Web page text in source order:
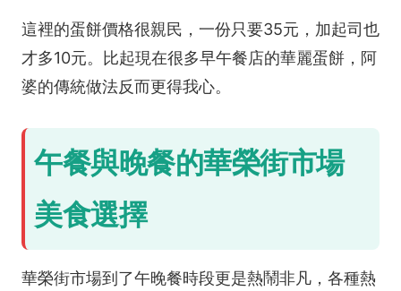
這裡的蛋餅價格很親民，一份只要35元，加起司也
才多10元。比起現在很多早午餐店的華麗蛋餅，阿
婆的傳統做法反而更得我心。
午餐與晚餐的華榮街市場
美食選擇
華榮街市場到了午晚餐時段更是熱鬧非凡，各種熱